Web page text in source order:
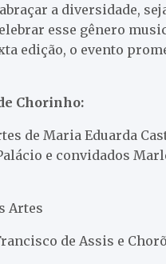
a diversidade,
esse gênero
edição, o evento
Chorinho:
de Maria Eduarda
e convidados
Artes
de Assis e